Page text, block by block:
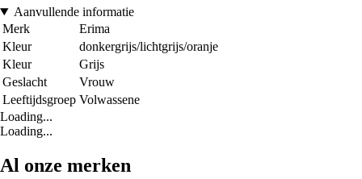
Aanvullende informatie
Merk
Erima
Kleur
donkergrijs/lichtgrijs/oranje
Kleur
Grijs
Geslacht
Vrouw
Leeftijdsgroep Volwassene
Loading...
Loading...
Al onze merken